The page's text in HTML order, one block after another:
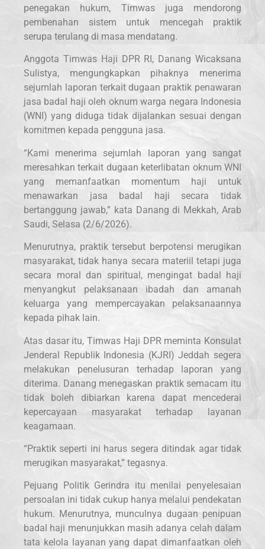
penegakan hukum, Timwas juga mendorong
pembenahan sistem untuk mencegah praktik
serupa terulang di masa mendatang.
Anggota Timwas Haji DPR RI, Danang Wicaksana
Sulistya, mengungkapkan pihaknya menerima
sejumlah laporan terkait dugaan praktik penawaran
jasa badal haji oleh oknum warga negara Indonesia
(WNI) yang diduga tidak dijalankan sesuai dengan
komitmen kepada pengguna jasa.
“Kami menerima sejumlah laporan yang sangat
meresahkan terkait dugaan keterlibatan oknum WNI
yang memanfaatkan momentum haji untuk
menawarkan jasa badal haji secara tidak
bertanggung jawab,” kata Danang di Mekkah, Arab
Saudi, Selasa (2/6/2026).
Menurutnya, praktik tersebut berpotensi merugikan
masyarakat, tidak hanya secara materiil tetapi juga
secara moral dan spiritual, mengingat badal haji
menyangkut pelaksanaan ibadah dan amanah
keluarga yang mempercayakan pelaksanaannya
kepada pihak lain.
Atas dasar itu, Timwas Haji DPR meminta Konsulat
Jenderal Republik Indonesia (KJRI) Jeddah segera
melakukan penelusuran terhadap laporan yang
diterima. Danang menegaskan praktik semacam itu
tidak boleh dibiarkan karena dapat mencederai
kepercayaan masyarakat terhadap layanan
keagamaan.
“Praktik seperti ini harus segera ditindak agar tidak
merugikan masyarakat,” tegasnya.
Pejuang Politik Gerindra itu menilai penyelesaian
persoalan ini tidak cukup hanya melalui pendekatan
hukum. Menurutnya, munculnya dugaan penipuan
badal haji menunjukkan masih adanya celah dalam
tata kelola layanan yang dapat dimanfaatkan oleh